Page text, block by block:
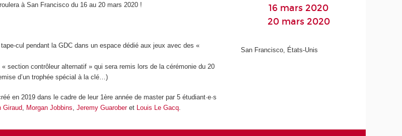
à San Francisco du 16 au 20 mars 2020 !
tape-cul pendant la GDC dans un espace dédié aux jeux avec des «
« section contrôleur alternatif » qui sera remis lors de la cérémonie du 20
d’un trophée spécial à la clé…)
en 2019 dans le cadre de leur 1ère année de master par 5 étudiant·e·s
Giraud, Morgan Jobbins,Jeremy Guaroberet Louis Le Gacq.
16 mars 2020
20 mars 2020
San Francisco, États-Unis